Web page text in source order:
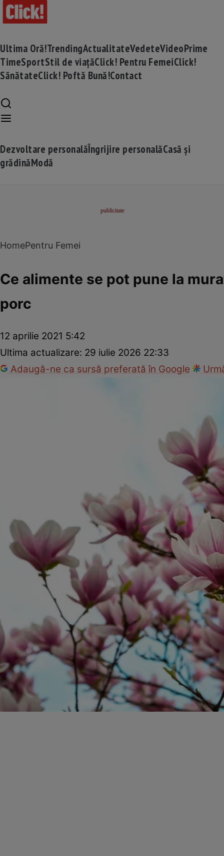
Ultima Oră!TrendingActualitateVedeteVideoPrime
TimeSportStil de viațăClick! Pentru FemeiClick!
SănătateClick! Poftă Bună!Contact
Dezvoltare personalăÎngrijire personalăCasă și
grădinăModă
HomePentru Femei
Ce alimente se pot pune la
porc
12 aprilie 2021 5:42
Ultima actualizare: 29 iulie 2026 22:33
Adaugă-ne ca sursă preferată în Google